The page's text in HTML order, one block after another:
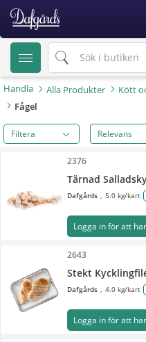
text.skipToContent
text.skipToNavigation
Handla Alla Produkter
Kött
Fågel
Filtera
2376
Tärnad
Dafgårds 5.0 kg/kart
Logga in för att
2643
Stekt
Dafgårds 4.0 kg/kart
Logga in för att